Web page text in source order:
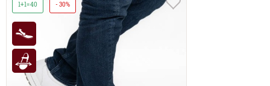
1+1=40 - 30%